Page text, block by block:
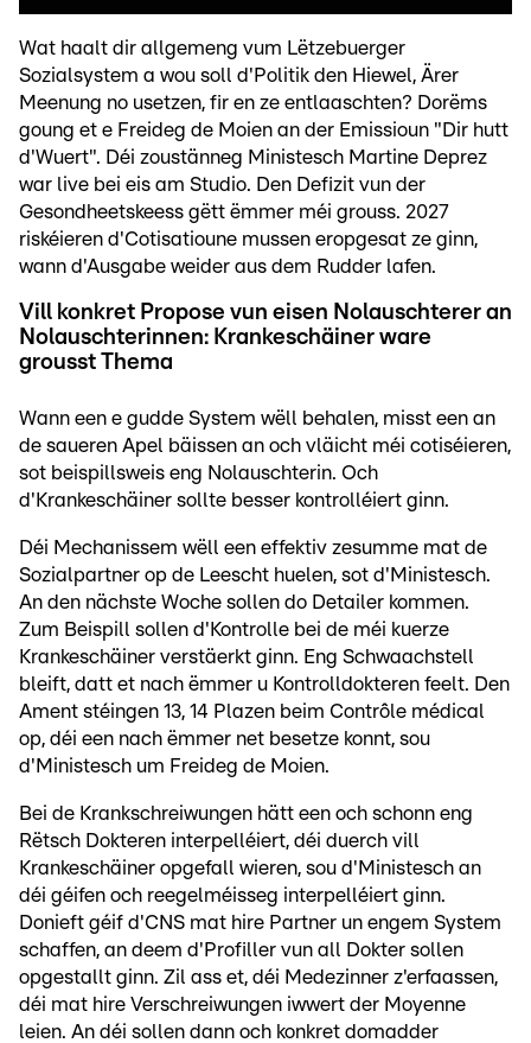
Wat haalt dir allgemeng vum Lëtzebuerger
Sozialsystem a wou soll d'Politik den Hiewel, Ärer
Meenung no usetzen, fir en ze entlaaschten? Dorëms
goung et e Freideg de Moien an der Emissioun "Dir hutt
d'Wuert". Déi zoustänneg Ministesch Martine Deprez
war live bei eis am Studio. Den Defizit vun der
Gesondheetskeess gëtt ëmmer méi grouss. 2027
riskéieren d'Cotisatioune mussen eropgesat ze ginn,
wann d'Ausgabe weider aus dem Rudder lafen.
Vill konkret Propose vun eisen Nolauschterer an
Nolauschterinnen: Krankeschäiner ware
grousst Thema
Wann een e gudde System wëll behalen, misst een an
de saueren Apel bäissen an och vläicht méi cotiséieren,
sot beispillsweis eng Nolauschterin. Och
d'Krankeschäiner sollte besser kontrolléiert ginn.
Déi Mechanissem wëll een effektiv zesumme mat de
Sozialpartner op de Leescht huelen, sot d'Ministesch.
An den nächste Woche sollen do Detailer kommen.
Zum Beispill sollen d'Kontrolle bei de méi kuerze
Krankeschäiner verstäerkt ginn. Eng Schwaachstell
bleift, datt et nach ëmmer u Kontrolldokteren feelt. Den
Ament stéingen 13, 14 Plazen beim Contrôle médical
op, déi een nach ëmmer net besetze konnt, sou
d'Ministesch um Freideg de Moien.
Bei de Krankschreiwungen hätt een och schonn eng
Rëtsch Dokteren interpelléiert, déi duerch vill
Krankeschäiner opgefall wieren, sou d'Ministesch an
déi géifen och reegelméisseg interpelléiert ginn.
Donieft géif d'CNS mat hire Partner un engem System
schaffen, an deem d'Profiller vun all Dokter sollen
opgestallt ginn. Zil ass et, déi Medezinner z'erfaassen,
déi mat hire Verschreiwungen iwwert der Moyenne
leien. An déi sollen dann och konkret domadder